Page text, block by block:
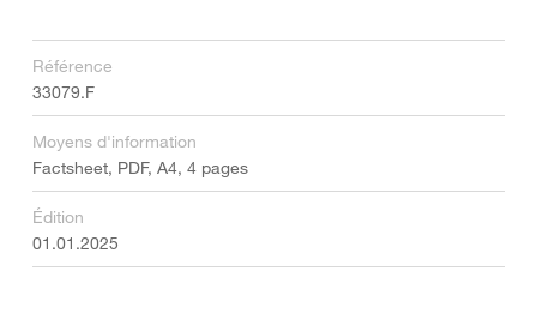
Référence
33079.F
Moyens d'information
Factsheet, PDF, A4, 4 pages
Édition
01.01.2025